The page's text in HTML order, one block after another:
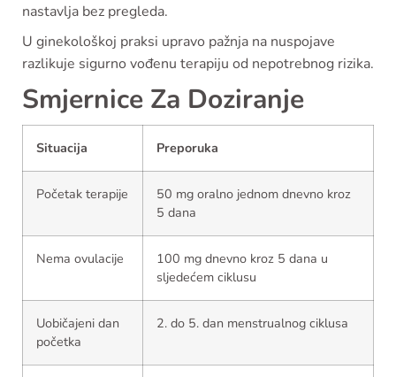
nastavlja bez pregleda.
U ginekološkoj praksi upravo pažnja na nuspojave
razlikuje sigurno vođenu terapiju od nepotrebnog rizika.
Smjernice Za Doziranje
Situacija Preporuka
Početak terapije
50 mg oralno jednom dnevno kroz
5 dana
Nema ovulacije
100 mg dnevno kroz 5 dana u
sljedećem ciklusu
Uobičajeni dan
početka
2. do 5. dan menstrualnog ciklusa